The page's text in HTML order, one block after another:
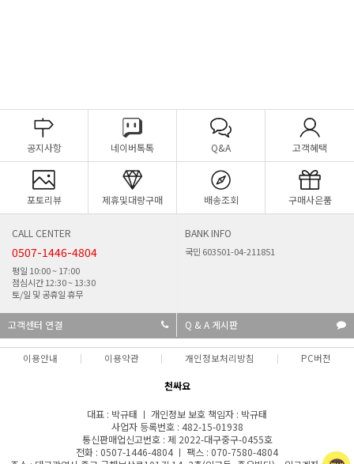
공지사항 네이버톡톡 Q&A 고객혜택
포토리뷰 제휴및대량구매 배송조회 구매사은품
CALL CENTER
0507-1446-4804
평일 10:00 ~ 17:00
점심시간 12:30 ~ 13:30
토/일 및 공휴일 휴무
BANK INFO
국민 603501-04-211851
고객센터 연결 Q & A 게시판
이용안내 이용약관 개인정보처리방침 PC버전
천싸요
대표 : 박규태 ㅣ 개인정보 보호 책임자 : 박규태
사업자 등록번호 : 482-15-01938
통신판매업신고번호 : 제 2022-대구중구-0455호
전화 : 0507-1446-4804 ㅣ 팩스 : 070-7580-4804